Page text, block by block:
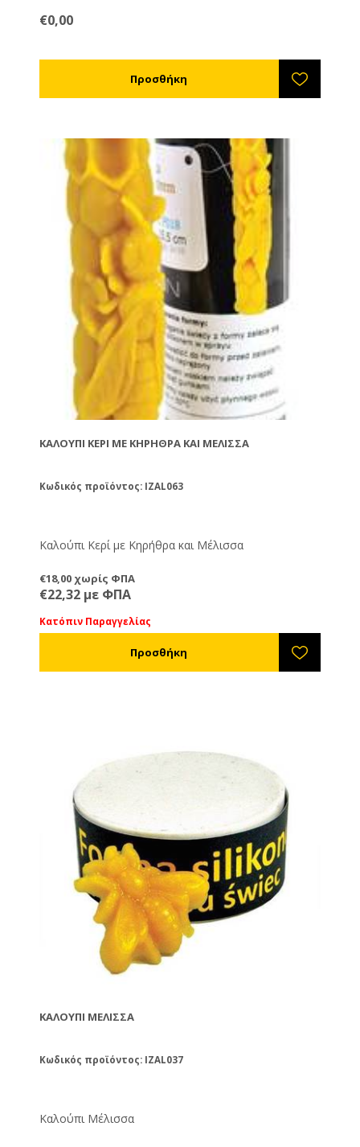
€0,00
ΚΑΛΟΎΠΙ ΚΕΡΊ ΜΕ ΚΗΡΉΘΡΑ ΚΑΙ ΜΈΛΙΣΣΑ
Κωδικός προϊόντος: IZAL063
Καλούπι Κερί με Κηρήθρα και Μέλισσα
€18,00 χωρίς ΦΠΑ
€22,32 με ΦΠΑ
Κατόπιν Παραγγελίας
ΚΑΛΟΎΠΙ ΜΈΛΙΣΣΑ
Κωδικός προϊόντος: IZAL037
Καλούπι Μέλισσα